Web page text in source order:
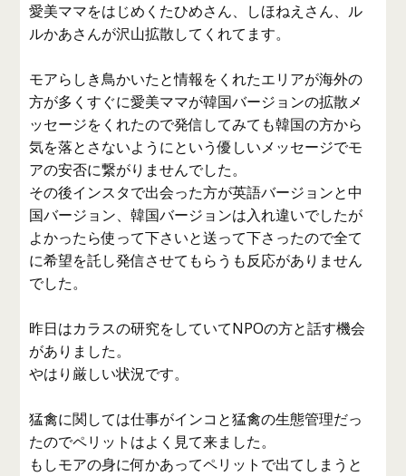
愛美ママをはじめくたひめさん、しほねえさん、ル
ルかあさんが沢山拡散してくれてます。
モアらしき鳥かいたと情報をくれたエリアが海外の
方が多くすぐに愛美ママが韓国バージョンの拡散メ
ッセージをくれたので発信してみても韓国の方から
気を落とさないようにという優しいメッセージでモ
アの安否に繋がりませんでした。
その後インスタで出会った方が英語バージョンと中
国バージョン、韓国バージョンは入れ違いでしたが
よかったら使って下さいと送って下さったので全て
に希望を託し発信させてもらうも反応がありません
でした。
昨日はカラスの研究をしていてNPOの方と話す機会
がありました。
やはり厳しい状況です。
猛禽に関しては仕事がインコと猛禽の生態管理だっ
たのでペリットはよく見て来ました。
もしモアの身に何かあってペリットで出てしまうと